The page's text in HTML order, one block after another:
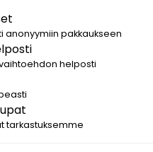
anonyymiin pakkaukseen
helposti
tarkastuksemme